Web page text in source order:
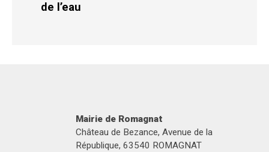
de l’eau
Mairie de Romagnat
Château de Bezance, Avenue de la
République, 63540 ROMAGNAT